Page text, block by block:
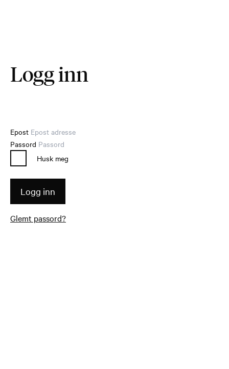
Logg inn
Epost
Passord
Husk meg
Logg inn
Glemt passord?